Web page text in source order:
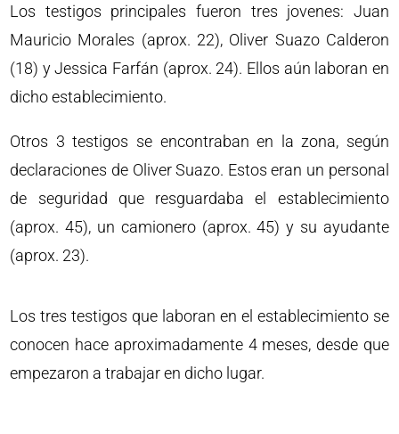
Los testigos principales fueron tres jovenes: Juan
Mauricio Morales (aprox. 22), Oliver Suazo Calderon
(18) y Jessica Farfán (aprox. 24). Ellos aún laboran en
dicho establecimiento.
Otros 3 testigos se encontraban en la zona, según
declaraciones de Oliver Suazo. Estos eran un personal
de seguridad que resguardaba el establecimiento
(aprox. 45), un camionero (aprox. 45) y su ayudante
(aprox. 23).
Los tres testigos que laboran en el establecimiento se
conocen hace aproximadamente 4 meses, desde que
empezaron a trabajar en dicho lugar.